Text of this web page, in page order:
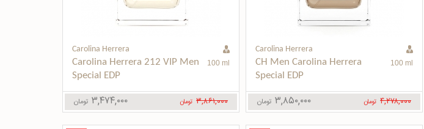
Carolina Herrera
CH Men Carolina Herrera
Special EDP
100 ml
۳,۸۵۰,۰۰۰ تومان ۴,۲۷۸,۰۰۰ تومان
Carolina Herrera
Carolina Herrera 212 VIP Men
Special EDP
100 ml
۳,۴۷۴,۰۰۰ تومان ۳,۸۶۱,۰۰۰ تومان